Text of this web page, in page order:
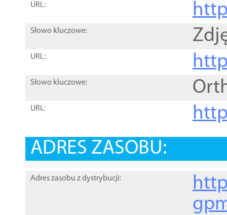
URL:
Słowo kluczowe:
URL:
Słowo kluczowe:
URL:
ADRES ZASOBU:
Adres zasobu z dystrybucji: